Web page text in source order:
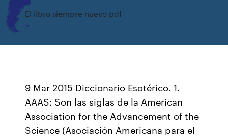
El libro siempre nuevo pdf
9 Mar 2015 Diccionario Esotérico. 1.
AAAS: Son las siglas de la American
Association for the Advancement of the
Science (Asociación Americana para el